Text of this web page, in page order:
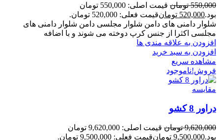
550,000 تومان
قیمت اصلی: 550,000 تومان
بود.520,000 تومانقیمت فعلی: 520,000 تومان.
شلوار دامنی های دامن شلوار مجلسی دامن شلوار دامنی های
مجلسی اکثرا از جنس کرپ دوخته می شوند و با اضافه
افزودن به علاقه مندی ها
افزودن به سبد خرید
مشاهده سریع
فروش!ناموجود
مقایسه
دراور 8 کشو
9,620,000 تومان
قیمت اصلی: 9,620,000 تومان
بود.9,500,000 تومانقیمت فعلی: 9,500,000 تومان.